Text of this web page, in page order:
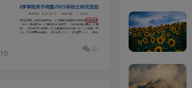
10